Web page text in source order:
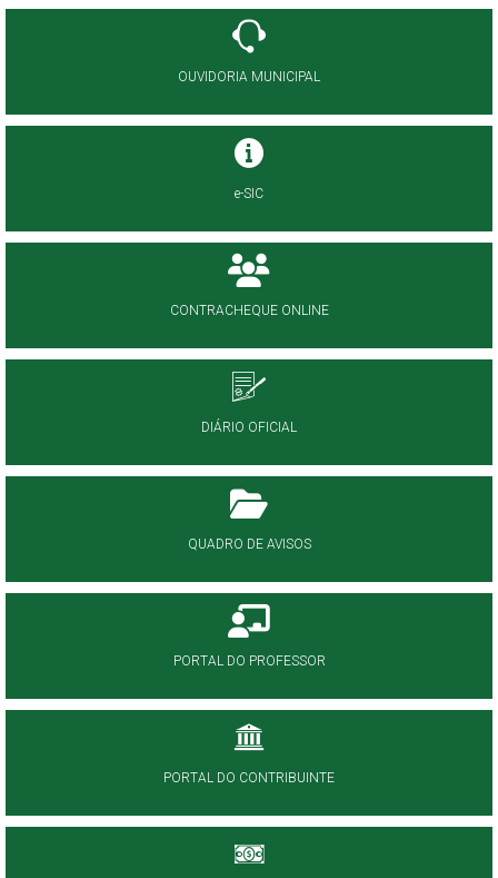
OUVIDORIA MUNICIPAL
e-SIC
CONTRACHEQUE ONLINE
DIÁRIO OFICIAL
QUADRO DE AVISOS
PORTAL DO PROFESSOR
PORTAL DO CONTRIBUINTE